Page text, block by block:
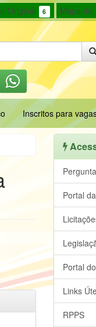
Original 6 Mapa do
Inscritos para
Portal
Portal
Links
RPPS